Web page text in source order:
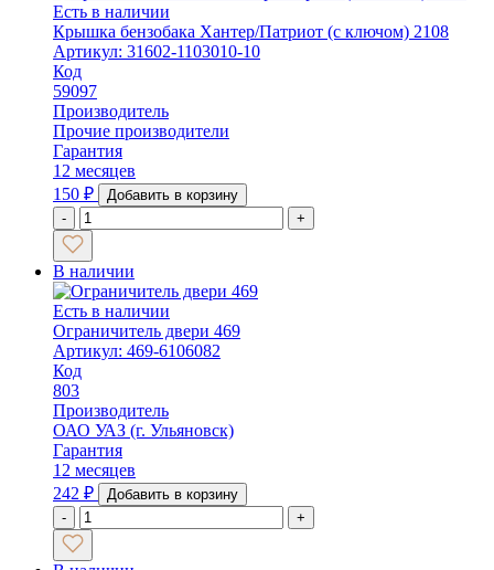
Есть в наличии
Крышка бензобака Хантер/Патриот (с ключом) 2108
Артикул: 31602-1103010-10
Код
59097
Производитель
Прочие производители
Гарантия
12 месяцев
150 ₽
Добавить в корзину
-
+
В наличии
Есть в наличии
Ограничитель двери 469
Артикул: 469-6106082
Код
803
Производитель
ОАО УАЗ (г. Ульяновск)
Гарантия
12 месяцев
242 ₽
Добавить в корзину
-
+